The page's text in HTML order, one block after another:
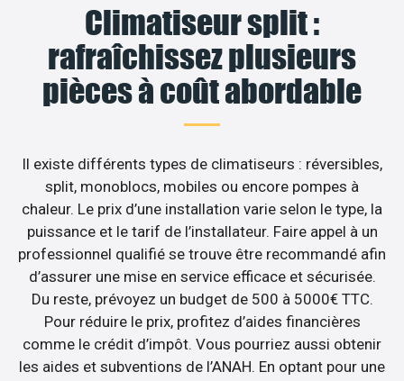
Climatiseur split :
rafraîchissez plusieurs
pièces à coût abordable
Il existe différents types de climatiseurs : réversibles,
split, monoblocs, mobiles ou encore pompes à
chaleur. Le prix d’une installation varie selon le type, la
puissance et le tarif de l’installateur. Faire appel à un
professionnel qualifié se trouve être recommandé afin
d’assurer une mise en service efficace et sécurisée.
Du reste, prévoyez un budget de 500 à 5000€ TTC.
Pour réduire le prix, profitez d’aides financières
comme le crédit d’impôt. Vous pourriez aussi obtenir
les aides et subventions de l’ANAH. En optant pour une